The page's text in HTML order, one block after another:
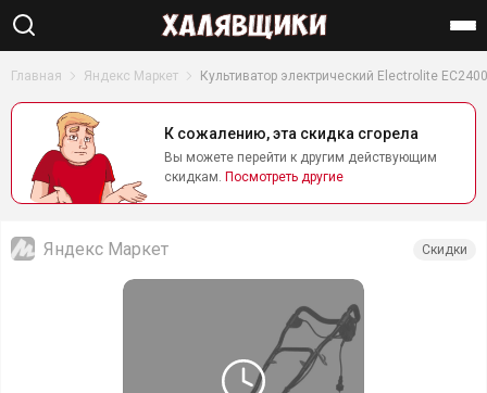
Найти
Главная Яндекс Маркет Культиватор электрический Electrolite ЕС2400
К сожалению, эта скидка сгорела
Вы можете перейти к другим действующим
скидкам. Посмотреть другие
Яндекс Маркет Скидки